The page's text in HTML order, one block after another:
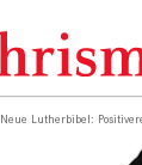
Neue Lutherbibel: